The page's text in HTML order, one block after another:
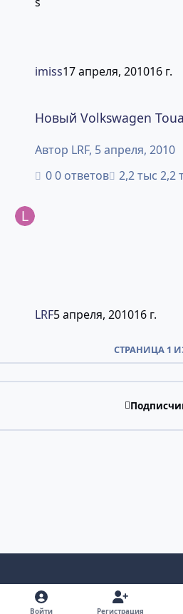
imiss17 апреля, 201016 г.
Новый Volkswagen
Автор LRF, 5 апреля, 2010
0 ответов
2,2
LRF5 апреля, 201016 г.
СТРАНИЦА 1
Светлый режим
Темный режим
Системные
Войти Регистрация